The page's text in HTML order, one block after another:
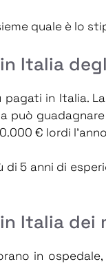
quale è lo
Italia
in Italia.
può
€ lordi
di 5 anni di
Italia dei
in